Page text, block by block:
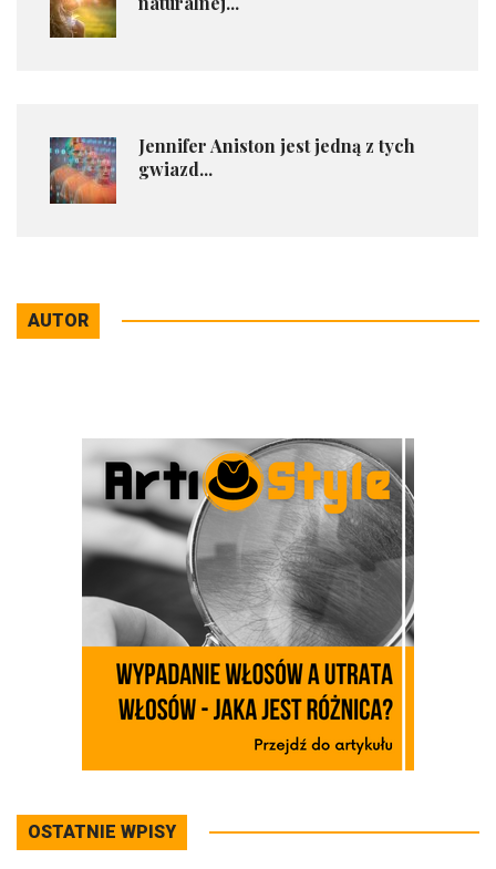
Jennifer Aniston jest jedną z tych
gwiazd...
AUTOR
OSTATNIE WPISY